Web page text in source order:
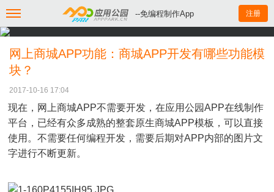
--免编程制作App 注册
网上商城APP功能：商城APP开发有哪些功能模
块？
2017-10-16 17:04
现在，网上商城APP不需要开发，在应用公园APP在线制作
平台，已经有众多成熟的整套原生商城APP模板，可以直接
使用。不需要任何编程开发，需要后期对APP内部的图片文
字进行不断更新。